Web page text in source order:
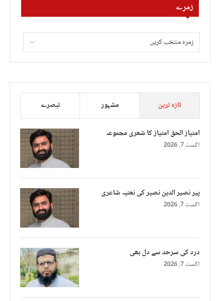
زمرے
تازہ ترین مشہور تبصرے
امتیاز الحق امتیاز کا شعری مجموعہ
اگست 7, 2026
پیر نصیر الدین نصیر کی نعتیہ شاعری
اگست 7, 2026
درد کی سرحد سے دل بھی
اگست 7, 2026